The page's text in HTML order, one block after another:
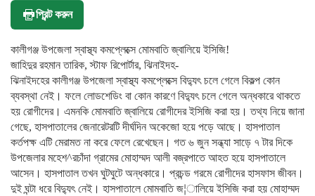
প্রিন্ট করুন
কালীগঞ্জ উপজেলা স্বাস্থ্য কমপ্লেক্সে মোমবাতি জ্বালিয়ে ইসিজি!
জাহিদুর রহমান তারিক, স্টাফ রিপোর্টার, ঝিনাইদহ-
ঝিনাইদহের কালীগঞ্জ উপজেলা স্বাস্থ্য কমপ্লেক্সে বিদ্যুৎ চলে গেলে বিকল্প কোন
ব্যবস্থা নেই। ফলে লোডশেডিং বা কোন কারণে বিদ্যুৎ চলে গেলে অন্ধকারে থাকতে
হয় রোগীদের। এমনকি মোমবাতি জ্বালিয়ে রোগীদের ইসিজি করা হয়। তথ্য নিয়ে জানা
গেছে, হাসপাতালের জেনারেটরটি দীর্ঘদিন অকেজো হয়ে পড়ে আছে। হাসপাতাল
কর্তপক্ষ এটি মেরামত না করে ফেলে রেখেছেন। গত ৬ জুন সন্ধ্যা সাড়ে ৭ টার দিকে
উপজেলার মহেশ^রচাঁদা গ্রামের মোহাম্মদ আলী বজ্রপাতে আহত হয়ে হাসপাতালে
আসেন। হাসপাতাল তখন ঘুটঘুটে অন্ধকারে। প্রচন্ড গরমে রোগীদের হাসফাস জীবন।
দুই ঘন্টা ধরে বিদ্যুৎ নেই। হাসপাতালে মোমবাতি জ¦ালিয়ে ইসিজি করা হয় মোহাম্মদ